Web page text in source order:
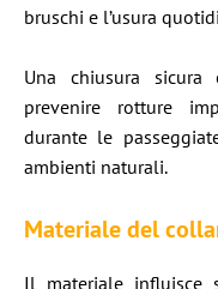
bruschi e l’usura
Una chiusura
prevenire rotture
durante le
ambienti naturali.
Materiale del
Il materiale influisce